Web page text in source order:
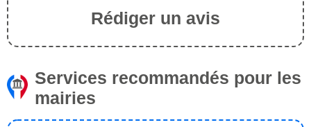
Rédiger un avis
Services recommandés pour les
mairies